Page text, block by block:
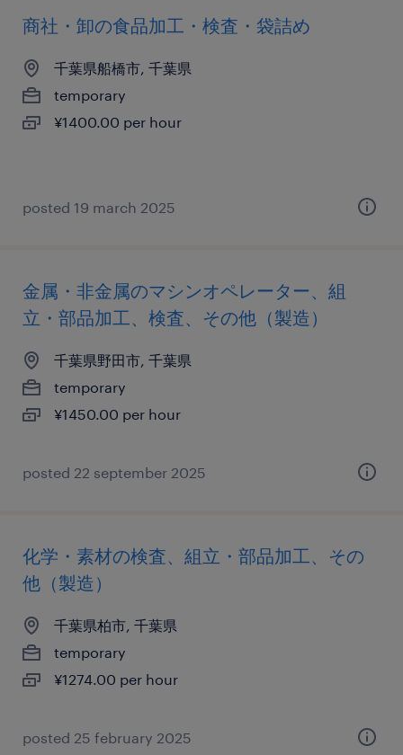
商社・卸の食品加工・検査・袋詰め
千葉県船橋市, 千葉県
temporary
¥1400.00 per hour
posted 19 march 2025
金属・非金属のマシンオペレーター、組
立・部品加工、検査、その他（製造）
千葉県野田市, 千葉県
temporary
¥1450.00 per hour
posted 22 september 2025
化学・素材の検査、組立・部品加工、その
他（製造）
千葉県柏市, 千葉県
temporary
¥1274.00 per hour
posted 25 february 2025